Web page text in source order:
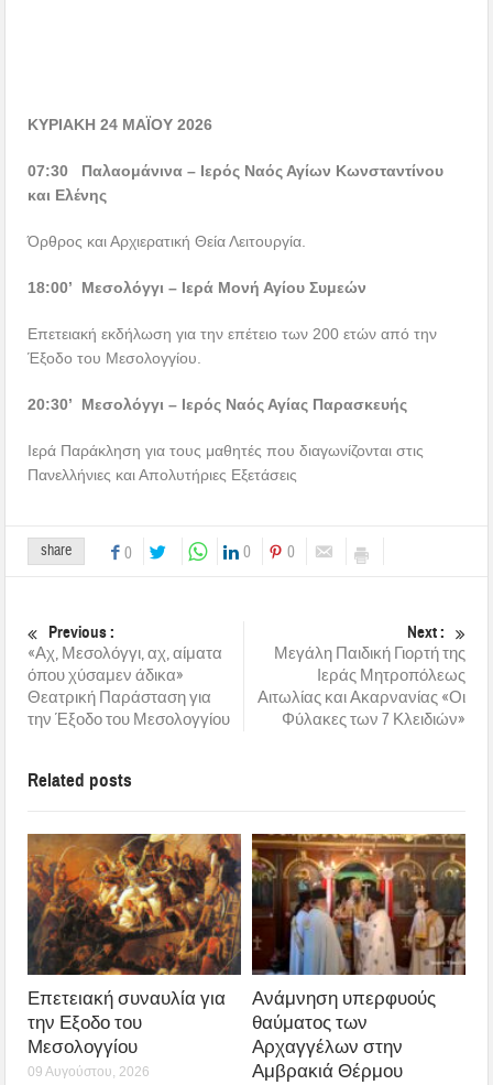
ΚΥΡΙΑΚΗ 24 ΜΑΪΟΥ 2026
07:30 Παλαομάνινα – Ιερός Ναός Αγίων Κωνσταντίνου
και Ελένης
Όρθρος και Αρχιερατική Θεία Λειτουργία.
18:00’ Μεσολόγγι – Ιερά Μονή Αγίου Συμεών
Επετειακή εκδήλωση για την επέτειο των 200 ετών από την
Έξοδο του Μεσολογγίου.
20:30’ Μεσολόγγι – Ιερός Ναός Αγίας Παρασκευής
Ιερά Παράκληση για τους μαθητές που διαγωνίζονται στις
Πανελλήνιες και Απολυτήριες Εξετάσεις
share 0 0 0
Previous :
«Αχ, Μεσολόγγι, αχ, αίματα
όπου χύσαμεν άδικα»
Θεατρική Παράσταση για
την Έξοδο του Μεσολογγίου
Next :
Μεγάλη Παιδική Γιορτή της
Ιεράς Μητροπόλεως
Αιτωλίας και Ακαρνανίας «Οι
Φύλακες των 7 Κλειδιών»
Related posts
Επετειακή συναυλία για
την Εξοδο του
Μεσολογγίου
09 Αυγούστου, 2026
Ανάμνηση υπερφυούς
θαύματος των
Αρχαγγέλων στην
Αμβρακιά Θέρμου